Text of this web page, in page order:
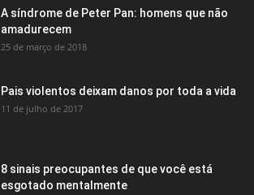
A síndrome de Peter Pan: homens que não
amadurecem
25 de março de 2018
Pais violentos deixam danos por toda a vida
11 de julho de 2017
8 sinais preocupantes de que você está
esgotado mentalmente